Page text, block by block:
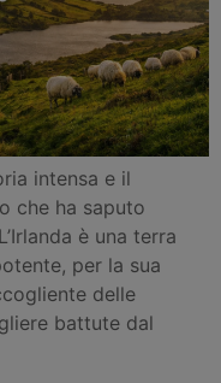
intensa e il
che ha saputo
è una terra
per la sua
delle
battute dal